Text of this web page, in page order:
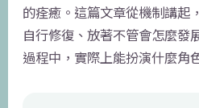
的痊癒。這篇文章從機制講起
自行修復、放著不管會怎麼發
過程中，實際上能扮演什麼角